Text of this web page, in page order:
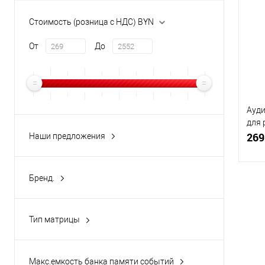
Стоимость (розница с НДС) BYN
От До
Наши предложения
Бренд.
Тип матрицы
Макс.емкость банка памяти событий
В
для